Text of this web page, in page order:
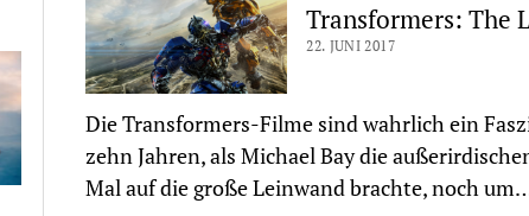
Transformers: The
22. JUNI 2017
Die Transformers-Filme sind wahrlich ein
zehn Jahren, als Michael Bay die
Mal auf die große Leinwand brachte, noch